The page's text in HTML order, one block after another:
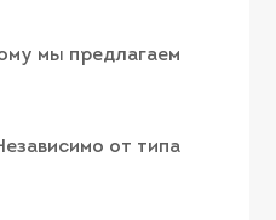
мы предлагаем
от типа